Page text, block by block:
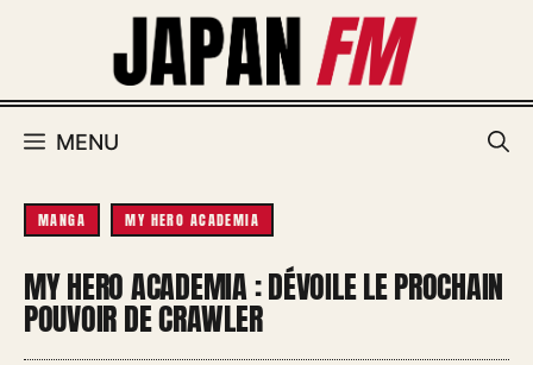
MENU
MANGA MY HERO ACADEMIA
MY HERO ACADEMIA : DÉVOILE LE PROCHAIN
POUVOIR DE CRAWLER